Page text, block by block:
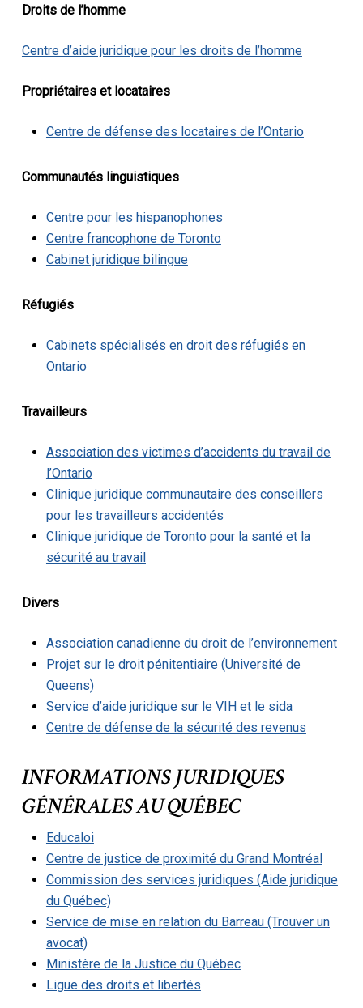
Droits de l’homme
Centre d’aide juridique pour les droits de l’homme
Propriétaires et locataires
Centre de défense des locataires de l’Ontario
Communautés linguistiques
Centre pour les hispanophones
Centre francophone de Toronto
Cabinet juridique bilingue
Réfugiés
Cabinets spécialisés en droit des réfugiés en
Ontario
Travailleurs
Association des victimes d’accidents du travail de
l’Ontario
Clinique juridique communautaire des conseillers
pour les travailleurs accidentés
Clinique juridique de Toronto pour la santé et la
sécurité au travail
Divers
Association canadienne du droit de l’environnement
Projet sur le droit pénitentiaire (Université de
Queens)
Service d’aide juridique sur le VIH et le sida
Centre de défense de la sécurité des revenus
INFORMATIONS JURIDIQUES
GÉNÉRALES AU QUÉBEC
Educaloi
Centre de justice de proximité du Grand Montréal
Commission des services juridiques (Aide juridique
du Québec)
Service de mise en relation du Barreau (Trouver un
avocat)
Ministère de la Justice du Québec
Ligue des droits et libertés